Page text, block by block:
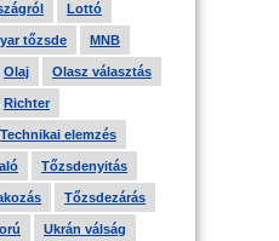
Lottó
tőzsde MNB
Olaj Olasz választás
Richter
Technikai elemzés
Tőzsdenyitás
Tőzsdezárás
Ukrán válság